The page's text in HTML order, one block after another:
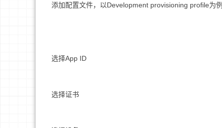
添加配置文件，以Development provisioning profile为例
选择App ID
选择证书